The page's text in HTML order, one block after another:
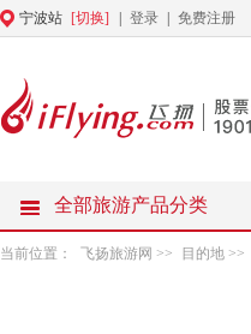
宁波站 [切换] 登录 免费注册
全部旅游产品分类
当前位置： 飞扬旅游网 >> 目的地 >>